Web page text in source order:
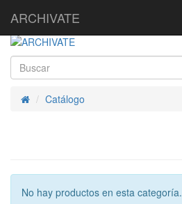
ARCHIVATE
InicioCatálogo
No hay productos en esta categoría.